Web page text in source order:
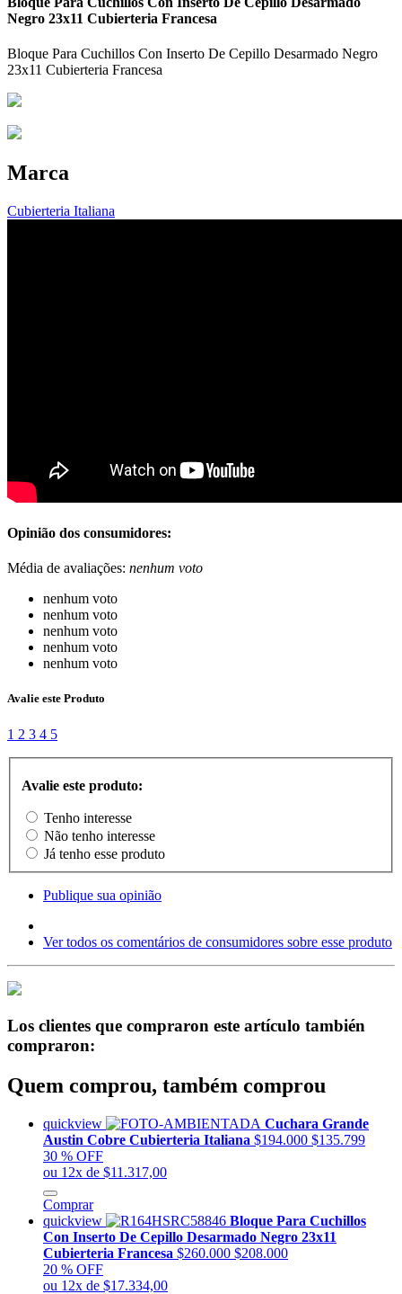
Negro 23x11 Cubierteria Francesa
Bloque Para Cuchillos Con Inserto De Cepillo Desarmado Negro
23x11 Cubierteria Francesa
Marca
Cubierteria Italiana
Opinião dos consumidores:
Média de avaliações: nenhum voto
nenhum voto
nenhum voto
nenhum voto
nenhum voto
nenhum voto
Avalie este Produto
1 2 3 4 5
Avalie este produto:
Tenho interesse
Não tenho interesse
Já tenho esse produto
Publique sua opinião
Ver todos os comentários de consumidores sobre esse produto
Los clientes que compraron este artículo también
compraron:
Quem comprou, também comprou
quickview
Cuchara Grande
Austin Cobre Cubierteria Italiana $194.000 $135.799
30 % OFF
ou 12x de $11.317,00
Comprar
quickview
Bloque Para Cuchillos
Con Inserto De Cepillo Desarmado Negro 23x11
Cubierteria Francesa $260.000 $208.000
20 % OFF
ou 12x de $17.334,00